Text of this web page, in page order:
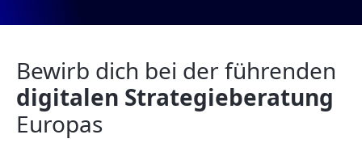
Bewirb dich bei der führenden
digitalen Strategieberatung
Europas